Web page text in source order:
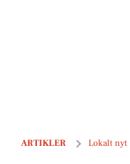
ARTIKLER Lokalt nyt
Ny motorvejsbro